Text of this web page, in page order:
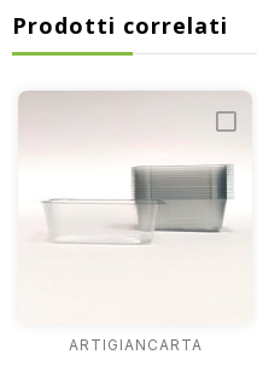
Prodotti correlati
ARTIGIANCARTA